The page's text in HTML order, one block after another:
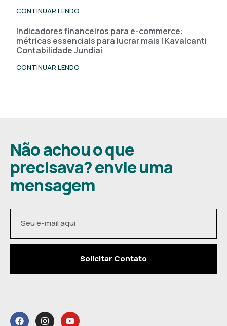
CONTINUAR LENDO
Indicadores financeiros para e-commerce:
métricas essenciais para lucrar mais | Kavalcanti
Contabilidade Jundiaí
CONTINUAR LENDO
Não achou o que
precisava? envie uma
mensagem
Solicitar Contato